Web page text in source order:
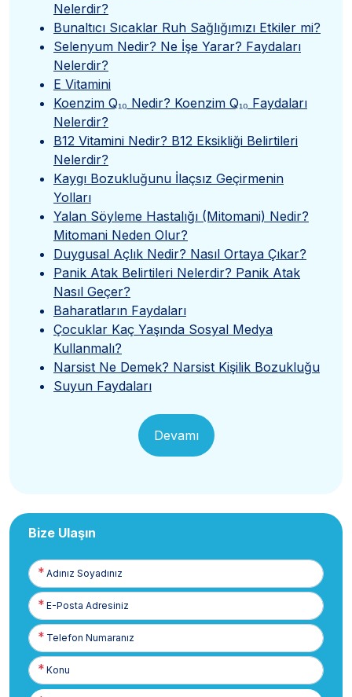
Nelerdir?
Bunaltıcı Sıcaklar Ruh Sağlığımızı Etkiler mi?
Selenyum Nedir? Ne İşe Yarar? Faydaları
Nelerdir?
E Vitamini
Koenzim Q₁₀ Nedir? Koenzim Q₁₀ Faydaları
Nelerdir?
B12 Vitamini Nedir? B12 Eksikliği Belirtileri
Nelerdir?
Kaygı Bozukluğunu İlaçsız Geçirmenin
Yolları
Yalan Söyleme Hastalığı (Mitomani) Nedir?
Mitomani Neden Olur?
Duygusal Açlık Nedir? Nasıl Ortaya Çıkar?
Panik Atak Belirtileri Nelerdir? Panik Atak
Nasıl Geçer?
Baharatların Faydaları
Çocuklar Kaç Yaşında Sosyal Medya
Kullanmalı?
Narsist Ne Demek? Narsist Kişilik Bozukluğu
Suyun Faydaları
Devamı
Bize Ulaşın
Adınız
Soyadınız
E-
Posta
Telefon
Numaranız